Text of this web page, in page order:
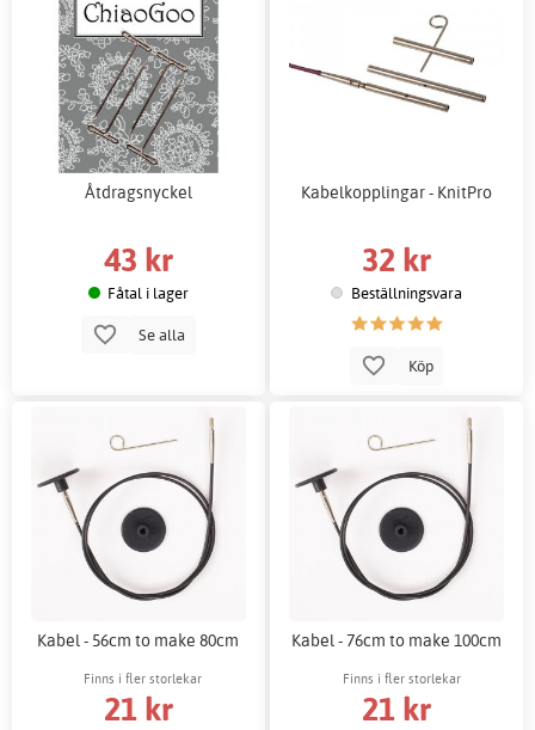
Åtdragsnyckel
43 kr
Fåtal i lager
Se alla
Kabelkopplingar - KnitPro
32 kr
Beställningsvara
Köp
Kabel - 56cm to make 80cm
Finns i fler storlekar
21 kr
Kabel - 76cm to make 100cm
Finns i fler storlekar
21 kr